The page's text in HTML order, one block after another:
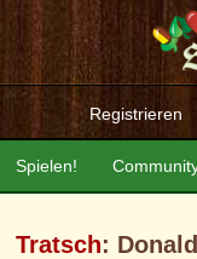
Registrieren
Spielen!
Tratsch: